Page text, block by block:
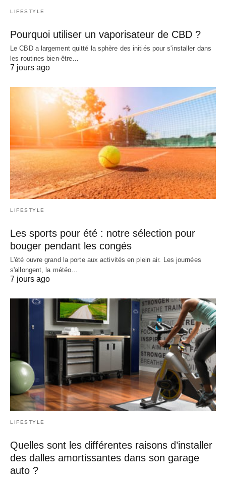
LIFESTYLE
Pourquoi utiliser un vaporisateur de CBD ?
Le CBD a largement quitté la sphère des initiés pour s'installer dans
les routines bien-être…
7 jours ago
LIFESTYLE
Les sports pour été : notre sélection pour
bouger pendant les congés
L'été ouvre grand la porte aux activités en plein air. Les journées
s'allongent, la météo…
7 jours ago
LIFESTYLE
Quelles sont les différentes raisons d’installer
des dalles amortissantes dans son garage
auto ?